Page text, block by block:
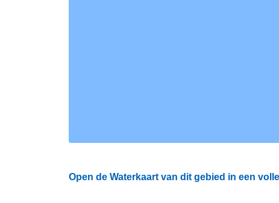
Open de Waterkaart van dit gebied in een